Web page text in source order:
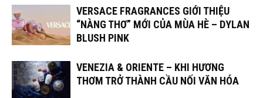
VERSACE FRAGRANCES GIỚI THIỆU
“NÀNG THƠ” MỚI CỦA MÙA HÈ – DYLAN
BLUSH PINK
VENEZIA & ORIENTE – KHI HƯƠNG
THƠM TRỞ THÀNH CẦU NỐI VĂN HÓA